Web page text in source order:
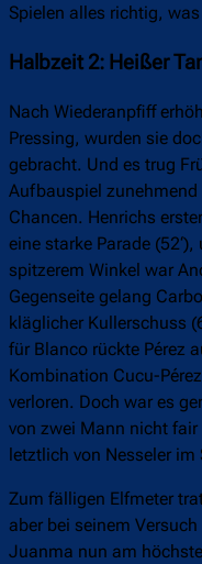
Spielen alles richtig,
Halbzeit 2: Heißer
Nach Wiederanpfiff
Pressing, wurden sie
gebracht. Und es trug
Aufbauspiel zunehmend
Chancen. Henrichs
eine starke Parade
spitzerem Winkel war
Gegenseite gelang
kläglicher Kullerschuss
für Blanco rückte Pérez
Kombination Cucu-
verloren. Doch war es
von zwei Mann nicht
letztlich von Nesseler
Zum fälligen Elfmeter
aber bei seinem
Juanma nun am